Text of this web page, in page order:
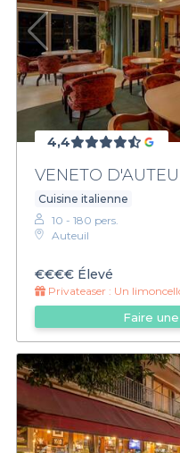
4,4
VENETO
Cuisine italienne
10 - 180 pers.
Auteuil
€€€€ Élevé
Privateaser : Un
Faire